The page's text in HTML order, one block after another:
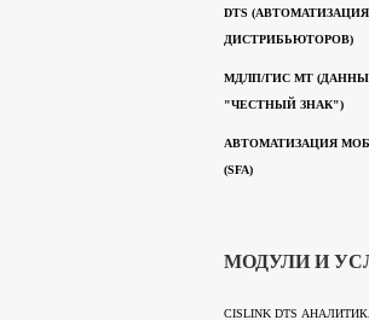
DTS
ДИСТРИБЬЮТОРОВ)
МДЛП/ГИС МТ
"ЧЕСТНЫЙ ЗНАК")
АВТОМАТИЗАЦИЯ
(SFA)
МОДУЛИ И
CISLINK DTS